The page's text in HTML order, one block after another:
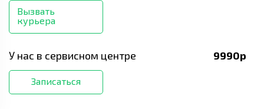
Вызвать
курьера
У нас в сервисном центре 9990р
Записаться